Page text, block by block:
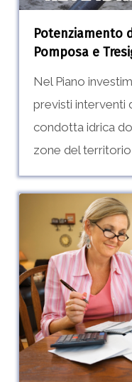
Potenziamento
Pomposa e
Nel Piano
previsti interventi
condotta idrica
zone del territorio
acconto
fino
al
31
luglio